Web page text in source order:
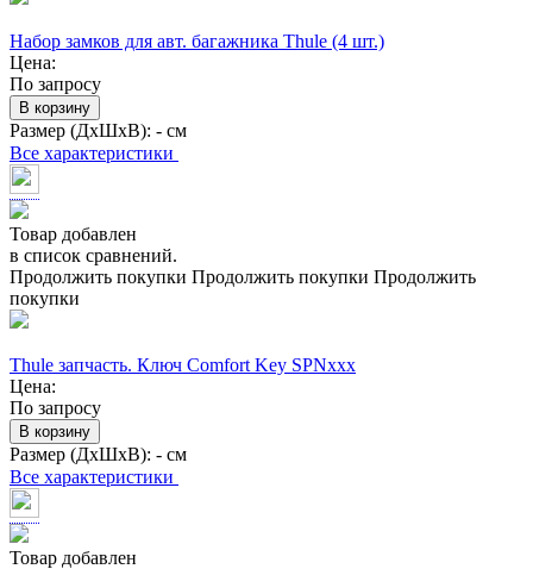
Набор замков для авт. багажника Thule (4 шт.)
Цена:
По запросу
В корзину
Размер (ДхШхВ): - см
Все характеристики
Товар добавлен
в список сравнений.
Продолжить покупки Продолжить покупки Продолжить
покупки
Thule запчасть. Ключ Comfort Key SPNxxx
Цена:
По запросу
В корзину
Размер (ДхШхВ): - см
Все характеристики
Товар добавлен